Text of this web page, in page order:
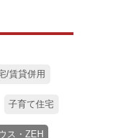
/賃貸併用
子育て住宅
ス・ZEH